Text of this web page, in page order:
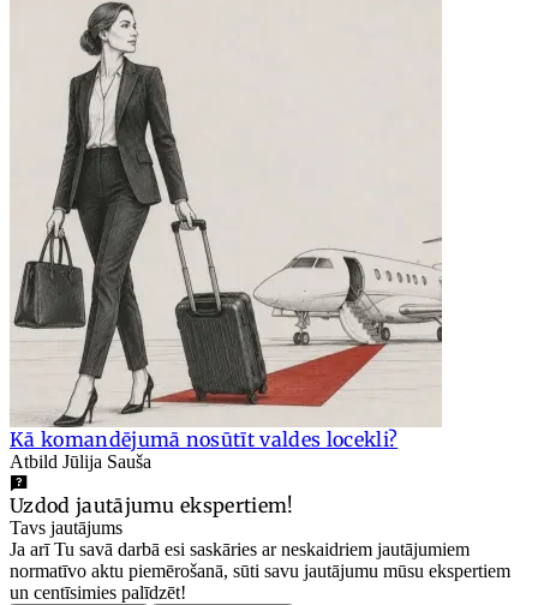
Kā komandējumā nosūtīt valdes locekli?
Atbild Jūlija Sauša
Uzdod jautājumu ekspertiem!
Tavs jautājums
Ja arī Tu savā darbā esi saskāries ar neskaidriem jautājumiem
normatīvo aktu piemērošanā, sūti savu jautājumu mūsu ekspertiem
un centīsimies palīdzēt!